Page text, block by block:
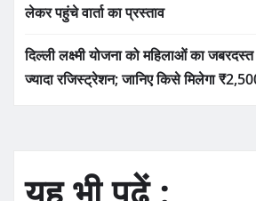
लेकर पहुंचे वार्ता का प्रस्ताव
दिल्ली लक्ष्मी योजना को महिलाओं का
ज्यादा रजिस्ट्रेशन; जानिए किसे मिलेगा
यह भी पढ़ें :